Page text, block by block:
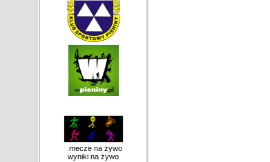
mecze na żywo
wyniki na żywo